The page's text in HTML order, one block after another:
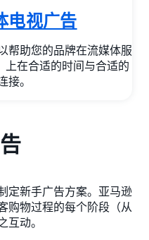
电视广告
帮助您的品牌在流媒体服
在合适的时间与合适的
接。
定新手广告方案。亚马逊
购物过程的每个阶段（从
动。